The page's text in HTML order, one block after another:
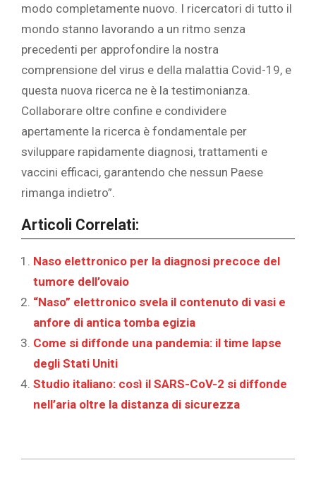
modo completamente nuovo. I ricercatori di tutto il
mondo stanno lavorando a un ritmo senza
precedenti per approfondire la nostra
comprensione del virus e della malattia Covid-19, e
questa nuova ricerca ne è la testimonianza.
Collaborare oltre confine e condividere
apertamente la ricerca è fondamentale per
sviluppare rapidamente diagnosi, trattamenti e
vaccini efficaci, garantendo che nessun Paese
rimanga indietro”.
Articoli Correlati:
Naso elettronico per la diagnosi precoce del
tumore dell’ovaio
“Naso” elettronico svela il contenuto di vasi e
anfore di antica tomba egizia
Come si diffonde una pandemia: il time lapse
degli Stati Uniti
Studio italiano: così il SARS-CoV-2 si diffonde
nell’aria oltre la distanza di sicurezza